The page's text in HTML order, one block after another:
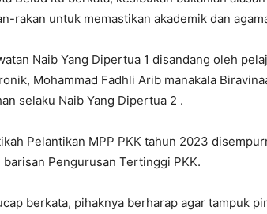
rakan untuk memastikan akademik dan
Naib Yang Dipertua 1 disandang oleh
Mohammad Fadhli Arib manakala
selaku Naib Yang Dipertua 2 .
Pelantikan MPP PKK tahun 2023
Pengurusan Tertinggi PKK.
berkata, pihaknya berharap agar tampuk